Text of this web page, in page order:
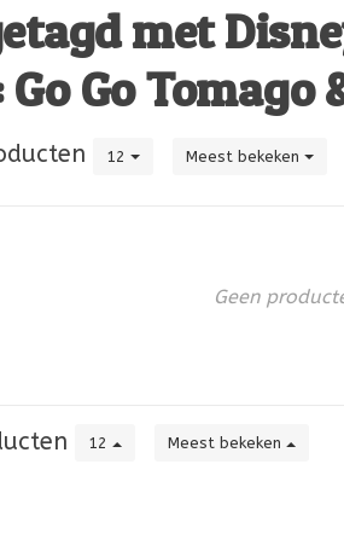
met
Go
12 Meest bekeken
Geen
12 Meest bekeken